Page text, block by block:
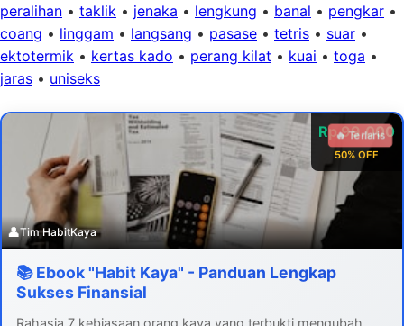
peralihan • taklik • jenaka • lengkung • banal • pengkar •
coang • linggam • langsang • pasase • tetris • suar •
ektotermik • kertas kado • perang kilat • kuai • toga •
jaras • uniseks
Rp 99.000
50% OFF
🔥 Terlaris
👤Tim HabitKaya
📚 Ebook "Habit Kaya" - Panduan Lengkap
Sukses Finansial
Rahasia 7 kebiasaan orang kaya yang terbukti mengubah